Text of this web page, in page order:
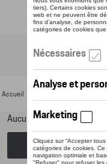
Accueil
Aucun modèle sélectionné